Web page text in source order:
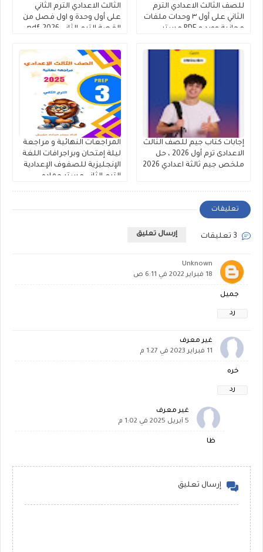
للصف الثالث الاعدادي الترم
الثاني على أول ٣ وحدات ملفات
مجانية وورد و PDF مستر
الثالث الاعدادي الترم الثاني
على أول وحدة و اول فصل من
القصة الترم الثاني 2026.pdf
إجابات كتاب جيم للصف الثالث
الاعدادى ترم أول 2026 ، حل
ملخص جيم ثالثة اعدادي 2026
المراجعات النهائية و مراجعة
ليلة إمتحان وبراجرافات اللغة
الإنجليزية للصفوف الإعدادية
الترم الثاني مستر حماده
تعليقات
إرسال تعليق
Unknown
18 فبراير 2022 في 6:11 ص
جميل
رد
غير معرف
11 فبراير 2023 في 1:27 م
خره
رد
غير معرف
5 أبريل 2025 في 1:02 م
ظا
إرسال تعليق